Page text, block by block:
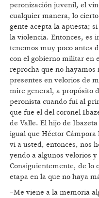
peronización juvenil, el
cualquier manera, lo
gente acepta la apuesta;
la violencia. Entonces, es
tenemos muy poco antes
con el gobierno militar en
reprocha que no hayamos
presentes en velorios de
mire general, a propósito
peronista cuando fui al
que fue el del coronel
de Valle. El hijo de
igual que Héctor
vi a usted, entonces, nos
yendo a algunos velorios
Consiguientemente, de lo
etapa en la que no haya
–Me viene a la memoria